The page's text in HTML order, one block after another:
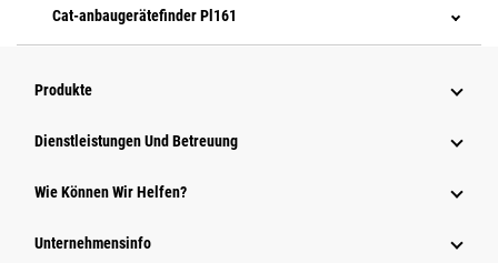
Cat-anbaugerätefinder Pl161
Produkte
Dienstleistungen Und Betreuung
Wie Können Wir Helfen?
Unternehmensinfo